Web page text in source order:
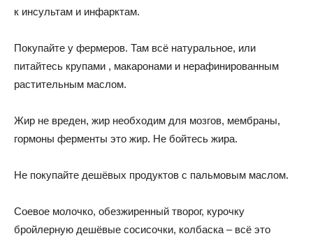
к инсультам и инфарктам.
Покупайте у фермеров. Там всё натуральное, или
питайтесь крупами , макаронами и нерафинированным
растительным маслом.
Жир не вреден, жир необходим для мозгов, мембраны,
гормоны ферменты это жир. Не бойтесь жира.
Не покупайте дешёвых продуктов с пальмовым маслом.
Соевое молочко, обезжиренный творог, курочку
бройлерную дешёвые сосисочки, колбаска – всё это